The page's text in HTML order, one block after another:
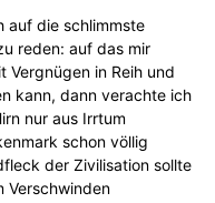
auf die schlimmste
reden: auf das mir
Vergnügen in Reih und
kann, dann verachte ich
nur aus Irrtum
schon völlig
der Zivilisation sollte
Verschwinden